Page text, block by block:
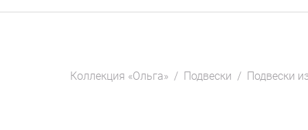
Коллекция «Ольга» / Подвески / Подвески